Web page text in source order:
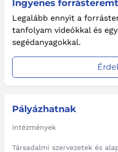
Ingyenes
Legalább ennyit a
tanfolyam videókkal és
segédanyagokkal.
Pályázhatnak
Intézmények
Társadalmi szervezetek és